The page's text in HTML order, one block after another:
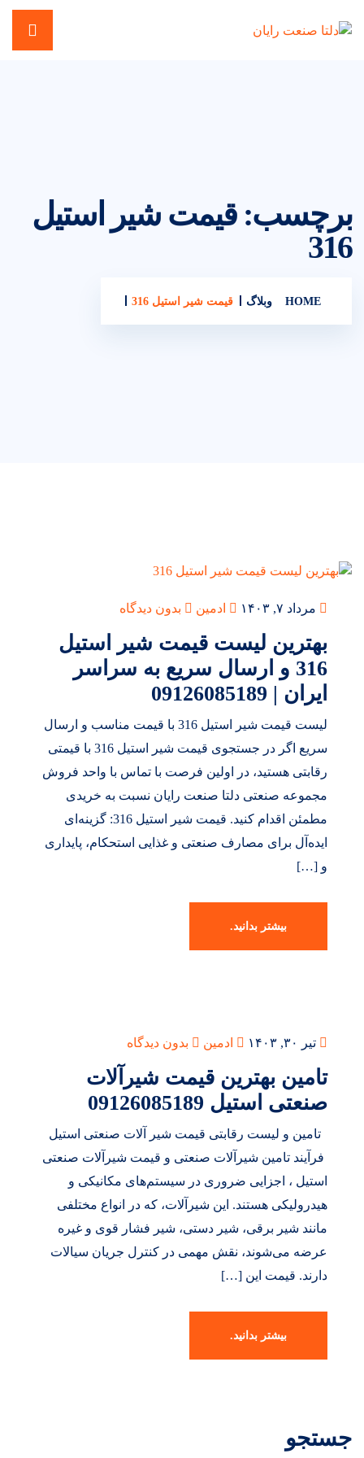
برچسب:قیمت شیر استیل
316
HOME وبلاگ قیمت شیر استیل 316
مرداد ۷, ۱۴۰۳ ادمین بدون دیدگاه
بهترین لیست قیمت شیر استیل
316 و ارسال سریع به سراسر
ایران | 09126085189
لیست قیمت شیر استیل 316 با قیمت مناسب و ارسال
سریع اگر در جستجوی قیمت شیر استیل 316 با قیمتی
رقابتی هستید، در اولین فرصت با تماس با واحد فروش
مجموعه صنعتی دلتا صنعت رایان نسبت به خریدی
مطمئن اقدام کنید. قیمت شیر استیل 316: گزینه‌ای
ایده‌آل برای مصارف صنعتی و غذایی استحکام، پایداری
و […]
بیشتر بدانید.
تیر ۳۰, ۱۴۰۳ ادمین بدون دیدگاه
تامین بهترین قیمت شیرآلات
صنعتی استیل 09126085189
تامین و لیست رقابتی قیمت شیر آلات صنعتی استیل
فرآیند تامین شیرآلات صنعتی و قیمت شیرآلات صنعتی
استیل ، اجزایی ضروری در سیستم‌های مکانیکی و
هیدرولیکی هستند. این شیرآلات، که در انواع مختلفی
مانند شیر برقی، شیر دستی، شیر فشار قوی و غیره
عرضه می‌شوند، نقش مهمی در کنترل جریان سیالات
دارند. قیمت این […]
بیشتر بدانید.
جستجو